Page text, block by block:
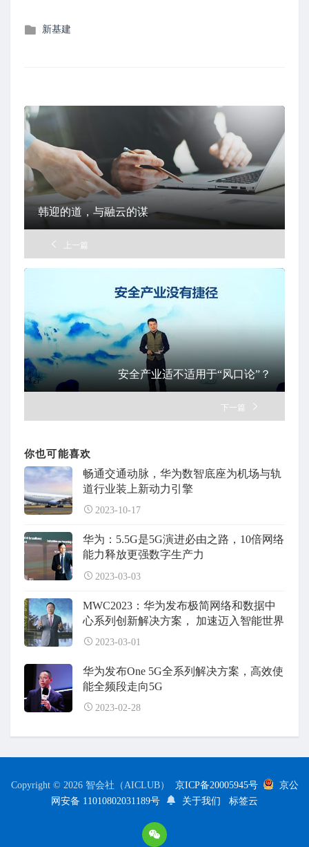
发
新基建
韩迎的道，与融云的谋
上一篇
安全产业适不适用于“风口论”？
下一篇
你也可能喜欢
畅通交通动脉，华为数智底座为机场与轨
道行业装上新动力引擎
2023-10-17
华为：5.5G是5G演进必由之路，10倍网络
能力释放更强数字生产力
2023-03-03
MWC2023：华为发布极简网络和数据中
心系列创新解决方案， 加速迈入智能世界
2023-03-01
华为发布One 5G全系列解决方案，高效使
能全频段走向5G
2023-02-28
Copyright © 2026 智会社（AICLUB） 京ICP备20005945号
京公
网安备 11010802031189号
关于我们 标签云